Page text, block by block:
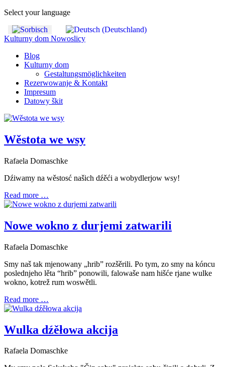
Select your language
Kulturny dom Nowoslicy
Blog
Kulturny dom
Gestaltungsmöglichkeiten
Rezerwowanje & Kontakt
Impresum
Datowy škit
Wěstota we wsy
Rafaela Domaschke
Dźiwamy na wěstosć našich dźěći a wobydlerjow wsy!
Read more …
Nowe wokno z durjemi zatwarili
Rafaela Domaschke
Smy naš tak mjenowany „hrib” rozšěrili. Po tym, zo smy na kóncu
poslednjeho lěta “hrib” ponowili, falowaše nam hišće rjane wulke
wokno, kotrež rum woswětli.
Read more …
Wulka dźěłowa akcija
Rafaela Domaschke